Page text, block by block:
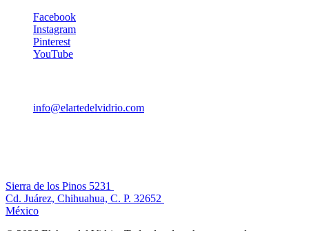
Facebook
Instagram
Pinterest
YouTube
info@elartedelvidrio.com
Sierra de los Pinos 5231
Cd. Juárez, Chihuahua, C. P. 32652
México